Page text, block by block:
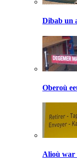
Dibab un
Oberoù
Alioù war